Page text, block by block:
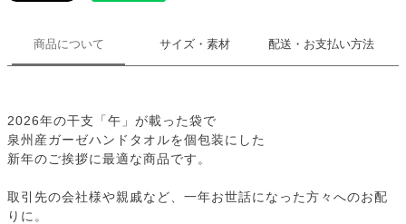
商品について サイズ・素材 配送・お支払い方法
2026年の干支「午」が載った袋で
泉州産ガーゼハンドタオルを個包装にした
新年のご挨拶に最適な商品です。
取引先の会社様や親戚など、一年お世話になった方々へのお配
りに。